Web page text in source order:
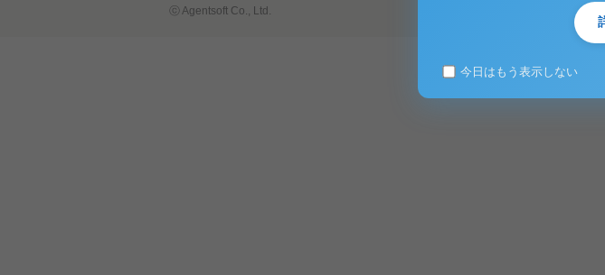
ⓒ Agentsoft Co., Ltd.
今日はもう表示しない